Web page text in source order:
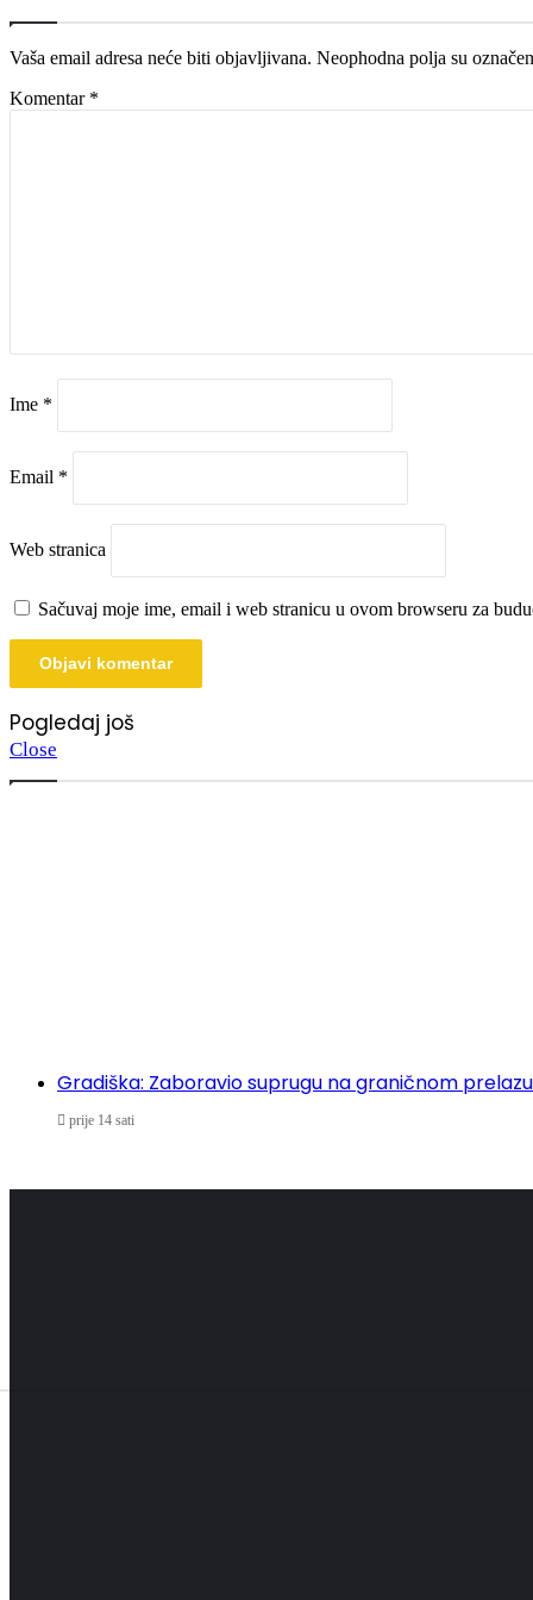
Vaša email adresa neće biti objavljivana. Neophodna polja su
Komentar *
Ime *
Email *
Web stranica
Sačuvaj moje ime, email i web stranicu u ovom browseru za
Pogledaj još
Close
Gradiška: Zaboravio suprugu na graničnom
prije 14 sati